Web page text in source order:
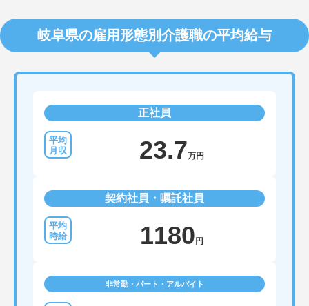
岐阜県の雇用形態別介護職の平均給与
正社員
23.7万円
契約社員・嘱託社員
1180 円
非常勤・パート・アルバイト